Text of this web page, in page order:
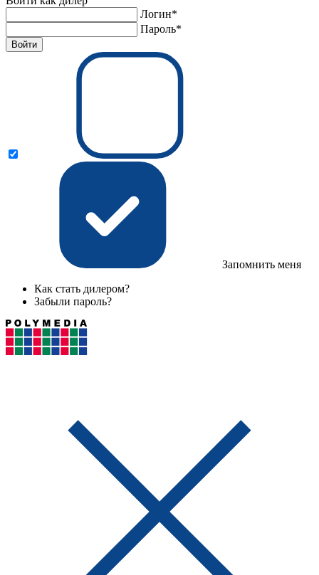
Логин*
Пароль*
Войти
Запомнить меня
Как стать дилером?
Забыли пароль?